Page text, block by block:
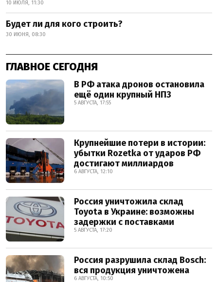
10 ИЮЛЯ, 11:30
Будет ли для кого строить?
30 ИЮНЯ, 08:30
ГЛАВНОЕ СЕГОДНЯ
В РФ атака дронов остановила
ещё один крупный НПЗ
5 АВГУСТА, 17:55
Крупнейшие потери в истории:
убытки Rozetka от ударов РФ
достигают миллиардов
6 АВГУСТА, 12:10
Россия уничтожила склад
Toyota в Украине: возможны
задержки с поставками
5 АВГУСТА, 17:20
Россия разрушила склад Bosch:
вся продукция уничтожена
6 АВГУСТА, 10:50